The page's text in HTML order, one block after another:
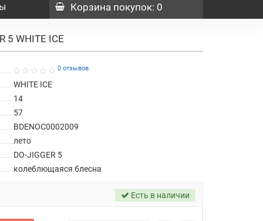
Корзина покупок: 0
5 WHITE ICE
0 отзывов
WHITE ICE
14
57
BDENOC0002009
лето
DO-JIGGER 5
колеблющаяся блесна
Есть в наличии